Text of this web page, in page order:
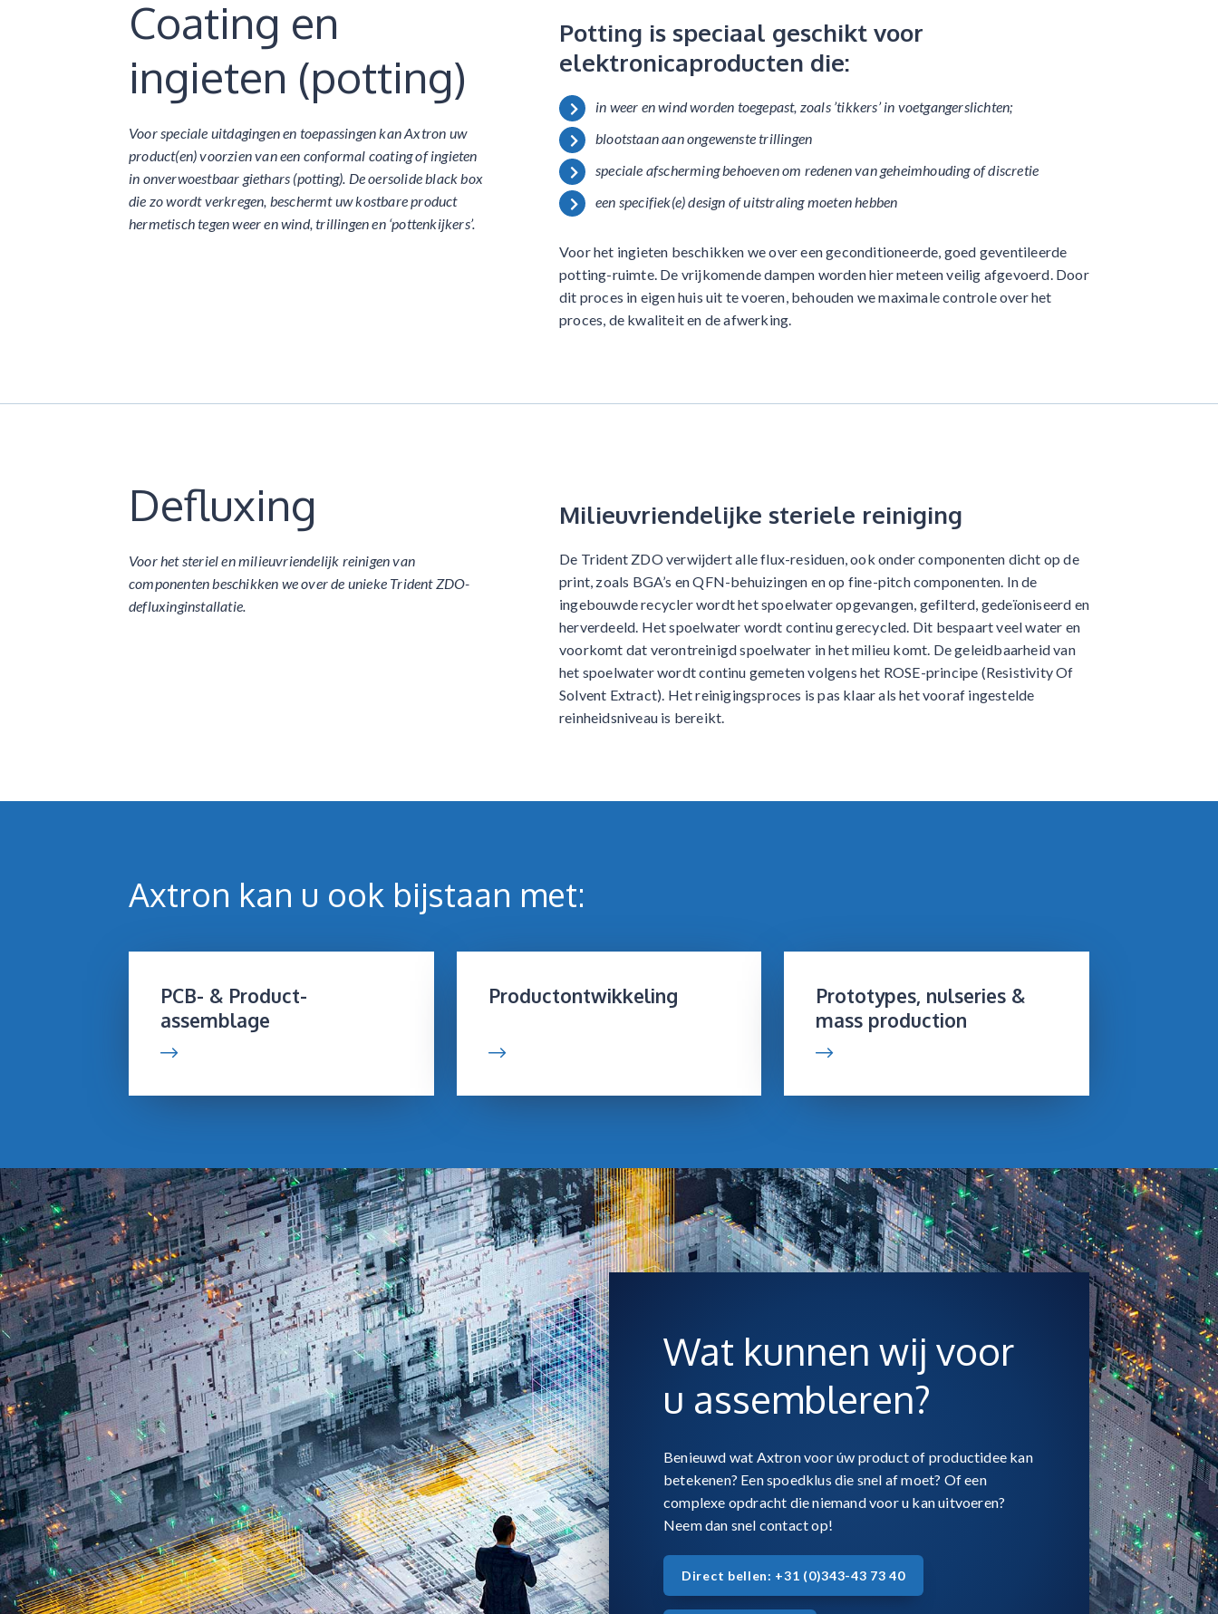
Coating en
ingieten (potting)
Voor speciale uitdagingen en toepassingen kan Axtron uw
product(en) voorzien van een conformal coating of ingieten
in onverwoestbaar giethars (potting). De oersolide black box
die zo wordt verkregen, beschermt uw kostbare product
hermetisch tegen weer en wind, trillingen en ‘pottenkijkers’.
Potting is speciaal geschikt voor
elektronicaproducten die:
in weer en wind worden toegepast, zoals ’tikkers’ in voetgangerslichten;
blootstaan aan ongewenste trillingen
speciale afscherming behoeven om redenen van geheimhouding of discretie
een specifiek(e) design of uitstraling moeten hebben
Voor het ingieten beschikken we over een geconditioneerde, goed geventileerde
potting-ruimte. De vrijkomende dampen worden hier meteen veilig afgevoerd. Door
dit proces in eigen huis uit te voeren, behouden we maximale controle over het
proces, de kwaliteit en de afwerking.
Defluxing
Voor het steriel en milieuvriendelijk reinigen van
componenten beschikken we over de unieke Trident ZDO-
defluxinginstallatie.
Milieuvriendelijke steriele reiniging
De Trident ZDO verwijdert alle flux-residuen, ook onder componenten dicht op de
print, zoals BGA’s en QFN-behuizingen en op fine-pitch componenten. In de
ingebouwde recycler wordt het spoelwater opgevangen, gefilterd, gedeïoniseerd en
herverdeeld. Het spoelwater wordt continu gerecycled. Dit bespaart veel water en
voorkomt dat verontreinigd spoelwater in het milieu komt. De geleidbaarheid van
het spoelwater wordt continu gemeten volgens het ROSE-principe (Resistivity Of
Solvent Extract). Het reinigingsproces is pas klaar als het vooraf ingestelde
reinheidsniveau is bereikt.
Axtron kan u ook bijstaan met:
PCB- & Product-
assemblage
Productontwikkeling
Prototypes, nulseries &
mass production
Wat kunnen wij voor
u assembleren?
Benieuwd wat Axtron voor úw product of productidee kan
betekenen? Een spoedklus die snel af moet? Of een
complexe opdracht die niemand voor u kan uitvoeren?
Neem dan snel contact op!
Direct bellen: +31 (0)343-43 73 40